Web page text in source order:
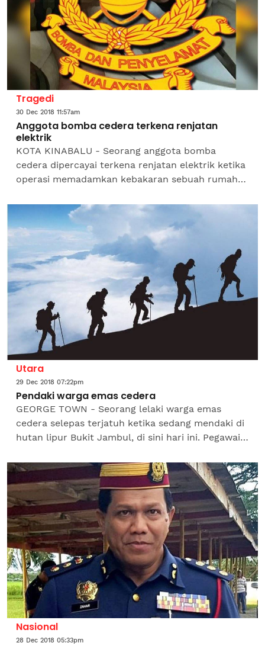
Tragedi
30 Dec 2018 11:57am
Anggota bomba cedera terkena renjatan
elektrik
KOTA KINABALU - Seorang anggota bomba
cedera dipercayai terkena renjatan elektrik ketika
operasi memadamkan kebakaran sebuah rumah
dekat Kota Marudu,...
Utara
29 Dec 2018 07:22pm
Pendaki warga emas cedera
GEORGE TOWN - Seorang lelaki warga emas
cedera selepas terjatuh ketika sedang mendaki di
hutan lipur Bukit Jambul, di sini hari ini. Pegawai
(JBPM) Pulau...
Nasional
28 Dec 2018 05:33pm